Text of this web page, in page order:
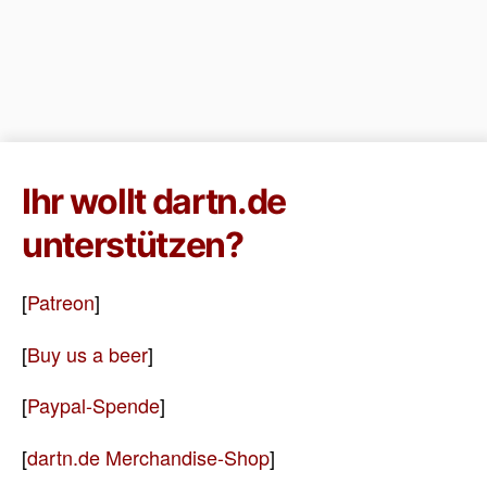
Ihr wollt dartn.de
unterstützen?
[Patreon]
[Buy us a beer]
[Paypal-Spende]
[dartn.de Merchandise-Shop]